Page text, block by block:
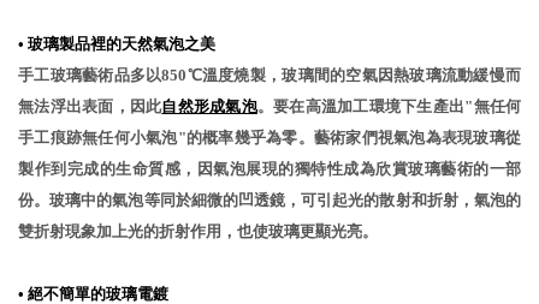
• 玻璃製品裡的天然氣泡之美
手工玻璃藝術品多以850℃溫度燒製，玻璃間的空氣因熱玻璃流動緩慢而
無法浮出表面，因此自然形成氣泡。要在高溫加工環境下生產出"無任何
手工痕跡無任何小氣泡"的概率幾乎為零。藝術家們視氣泡為表現玻璃從
製作到完成的生命質感，因氣泡展現的獨特性成為欣賞玻璃藝術的一部
份。玻璃中的氣泡等同於細微的凹透鏡，可引起光的散射和折射，氣泡的
雙折射現象加上光的折射作用，也使玻璃更顯光亮。
• 絕不簡單的玻璃電鍍